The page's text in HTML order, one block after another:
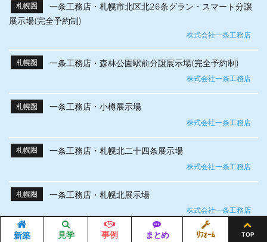
札幌圏
一条工務店・札幌市北区北26条グラン・スマート分譲
展示場(完全予約制)
株式会社一条工務店
札幌圏 一条工務店・森林公園駅前分譲展示場(完全予約制)
株式会社一条工務店
札幌圏 一条工務店・小樽展示場
株式会社一条工務店
札幌圏 一条工務店・札幌北二十四条展示場
株式会社一条工務店
札幌圏 一条工務店・札幌北展示場
株式会社一条工務店
札幌圏 一条工務店・札幌円山展示場
新築 見学 事例 まとめ ﾘﾌｫｰﾑ TOP